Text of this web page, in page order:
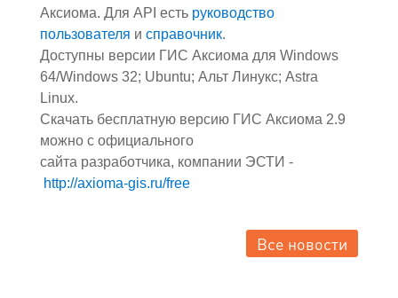
Аксиома. Для API есть руководство
пользователя и справочник.
Доступны версии ГИС Аксиома для Windows
64/Windows 32; Ubuntu; Альт Линукс; Astra
Linux.
Скачать бесплатную версию ГИС Аксиома 2.9
можно с официального
сайта разработчика, компании ЭСТИ -
http://axioma-gis.ru/free
Все новости